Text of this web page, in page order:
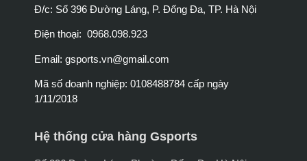
Đ/c: Số 396 Đường Láng, P. Đống Đa, TP. Hà Nội
Điện thoại: 0968.098.923
Email: gsports.vn@gmail.com
Mã số doanh nghiệp: 0108488784 cấp ngày
1/11/2018
Hệ thống cửa hàng Gsports